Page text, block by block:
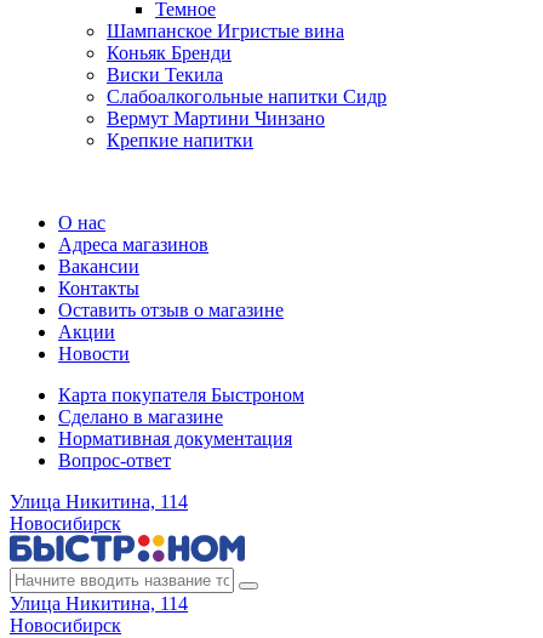
Темное
Шампанское Игристые вина
Коньяк Бренди
Виски Текила
Слабоалкогольные напитки Сидр
Вермут Мартини Чинзано
Крепкие напитки
О нас
Адреса магазинов
Вакансии
Контакты
Оставить отзыв о магазине
Акции
Новости
Карта покупателя Быстроном
Сделано в магазине
Нормативная документация
Вопрос-ответ
Улица Никитина, 114
Новосибирск
Улица Никитина, 114
Новосибирск